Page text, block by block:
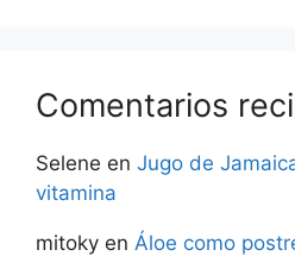
Comentarios
Selene en Jugo de
vitamina
mitoky en Áloe como